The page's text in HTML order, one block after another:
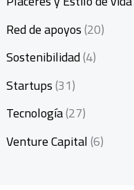
Red de apoyos(20)
Sostenibilidad(4)
Startups(31)
Tecnología(27)
Venture Capital(6)